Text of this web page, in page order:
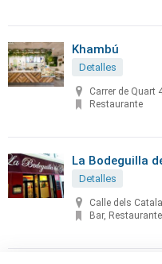
Khambú
Detalles
Carrer de Quart
Restaurante
La Bodeguilla
Detalles
Calle dels
Bar, Restaurante